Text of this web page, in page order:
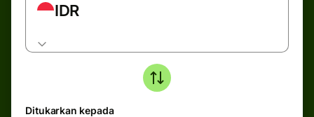
IDR
Ditukarkan kepada